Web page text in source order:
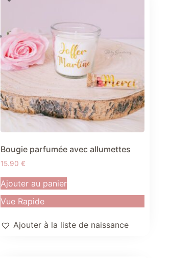
Bougie parfumée avec allumettes
15.90€
Ajouter au panier
Vue Rapide
Ajouter à la liste de naissance